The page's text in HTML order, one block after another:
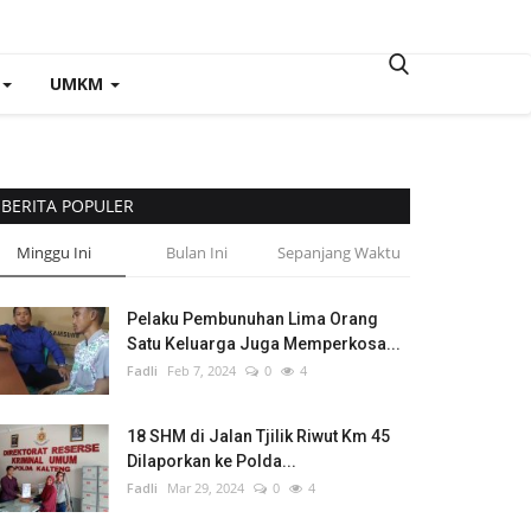
UMKM
BERITA POPULER
Minggu Ini Bulan Ini Sepanjang Waktu
Pelaku Pembunuhan Lima Orang
Satu Keluarga Juga Memperkosa...
Fadli Feb 7, 2024 0 4
18 SHM di Jalan Tjilik Riwut Km 45
Dilaporkan ke Polda...
Fadli Mar 29, 2024 0 4